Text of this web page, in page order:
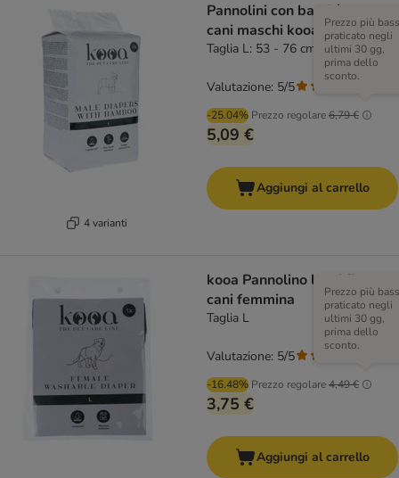
4 varianti
Pannolini con bambù per
cani maschi kooa
Taglia L: 53 - 76 cm, 12 pz
-25.04% Prezzo regolare6,79 €
Prezzo più
praticato negli
ultimi 30 gg,
prima dello
sconto.
5,09 €
Valutazione: 5/5
Aggiungi al carrello
kooa Pannolino lavabile per
cani femmina
Taglia L
-16.48% Prezzo regolare4,49 €
Prezzo più
praticato negli
ultimi 30 gg,
prima dello
sconto.
3,75 €
Valutazione: 5/5
Aggiungi al carrello